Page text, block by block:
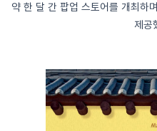
약 한 달 간 팝업 스토어를 개최하
제공